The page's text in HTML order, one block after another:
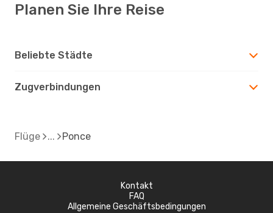
Planen Sie Ihre Reise
Beliebte Städte
Zugverbindungen
Flüge Ponce
Kontakt
FAQ
Allgemeine Geschäftsbedingungen